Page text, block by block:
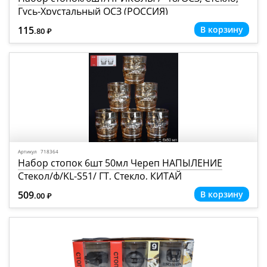
Гусь-Хрустальный ОСЗ (РОССИЯ)
115.80 Р
=
Артикул 718364
Набор стопок 6шт 50мл Череп НАПЫЛЕНИЕ
Стекол/ф/KL-S51/ ГТ, Стекло, КИТАЙ
509.00 Р
=